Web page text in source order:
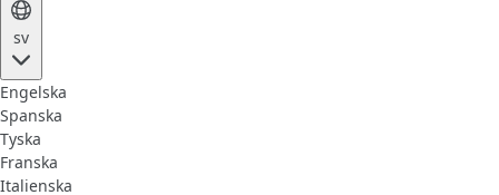
sv
Engelska
Spanska
Tyska
Franska
Italienska